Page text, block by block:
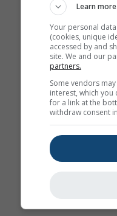
Learn more
Your personal
(cookies, unique
accessed by and
site. We and our
partners.
Some vendors
interest, which
for a link at the
withdraw consent